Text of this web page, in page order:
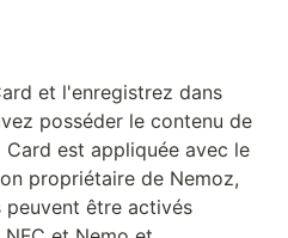
et l'enregistrez dans
posséder le contenu de
est appliquée avec le
propriétaire de Nemoz,
être activés